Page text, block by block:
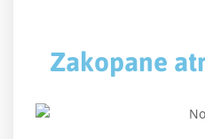
Zakopane